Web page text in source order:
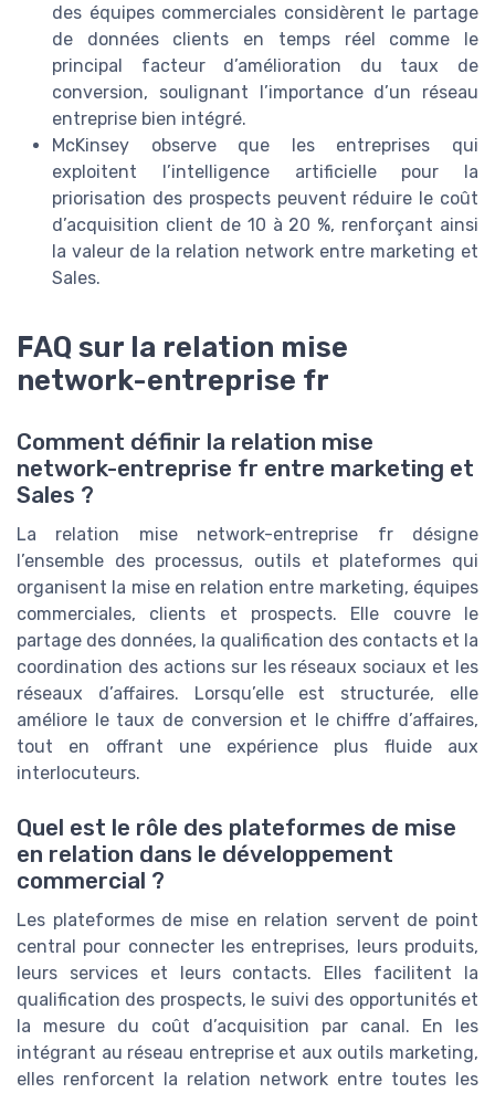
des équipes commerciales considèrent le partage
de données clients en temps réel comme le
principal facteur d’amélioration du taux de
conversion, soulignant l’importance d’un réseau
entreprise bien intégré.
McKinsey observe que les entreprises qui
exploitent l’intelligence artificielle pour la
priorisation des prospects peuvent réduire le coût
d’acquisition client de 10 à 20 %, renforçant ainsi
la valeur de la relation network entre marketing et
Sales.
FAQ sur la relation mise
network-entreprise fr
Comment définir la relation mise
network-entreprise fr entre marketing et
Sales ?
La relation mise network-entreprise fr désigne
l’ensemble des processus, outils et plateformes qui
organisent la mise en relation entre marketing, équipes
commerciales, clients et prospects. Elle couvre le
partage des données, la qualification des contacts et la
coordination des actions sur les réseaux sociaux et les
réseaux d’affaires. Lorsqu’elle est structurée, elle
améliore le taux de conversion et le chiffre d’affaires,
tout en offrant une expérience plus fluide aux
interlocuteurs.
Quel est le rôle des plateformes de mise
en relation dans le développement
commercial ?
Les plateformes de mise en relation servent de point
central pour connecter les entreprises, leurs produits,
leurs services et leurs contacts. Elles facilitent la
qualification des prospects, le suivi des opportunités et
la mesure du coût d’acquisition par canal. En les
intégrant au réseau entreprise et aux outils marketing,
elles renforcent la relation network entre toutes les